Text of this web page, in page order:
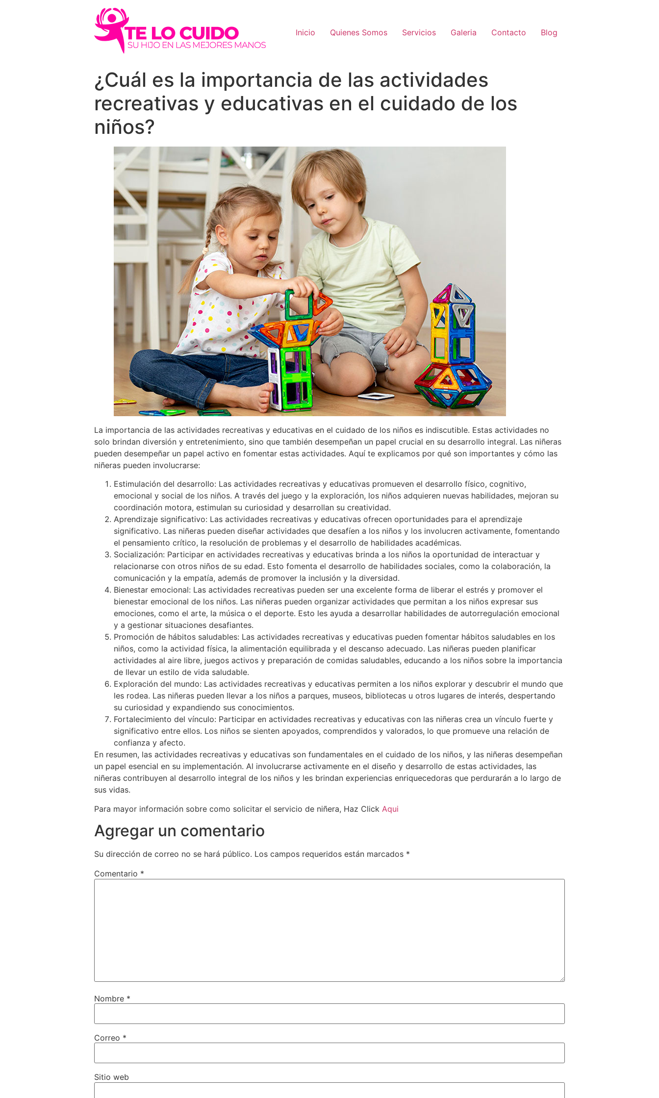
Inicio Quienes Somos Servicios Galeria Contacto Blog
¿Cuál es la importancia de las actividades
recreativas y educativas en el cuidado de los
niños?
La importancia de las actividades recreativas y educativas en el cuidado de los niños es indiscutible. Estas actividades no
solo brindan diversión y entretenimiento, sino que también desempeñan un papel crucial en su desarrollo integral. Las niñeras
pueden desempeñar un papel activo en fomentar estas actividades. Aquí te explicamos por qué son importantes y cómo las
niñeras pueden involucrarse:
Estimulación del desarrollo: Las actividades recreativas y educativas promueven el desarrollo físico, cognitivo,
emocional y social de los niños. A través del juego y la exploración, los niños adquieren nuevas habilidades, mejoran su
coordinación motora, estimulan su curiosidad y desarrollan su creatividad.
Aprendizaje significativo: Las actividades recreativas y educativas ofrecen oportunidades para el aprendizaje
significativo. Las niñeras pueden diseñar actividades que desafíen a los niños y los involucren activamente, fomentando
el pensamiento crítico, la resolución de problemas y el desarrollo de habilidades académicas.
Socialización: Participar en actividades recreativas y educativas brinda a los niños la oportunidad de interactuar y
relacionarse con otros niños de su edad. Esto fomenta el desarrollo de habilidades sociales, como la colaboración, la
comunicación y la empatía, además de promover la inclusión y la diversidad.
Bienestar emocional: Las actividades recreativas pueden ser una excelente forma de liberar el estrés y promover el
bienestar emocional de los niños. Las niñeras pueden organizar actividades que permitan a los niños expresar sus
emociones, como el arte, la música o el deporte. Esto les ayuda a desarrollar habilidades de autorregulación emocional
y a gestionar situaciones desafiantes.
Promoción de hábitos saludables: Las actividades recreativas y educativas pueden fomentar hábitos saludables en los
niños, como la actividad física, la alimentación equilibrada y el descanso adecuado. Las niñeras pueden planificar
actividades al aire libre, juegos activos y preparación de comidas saludables, educando a los niños sobre la importancia
de llevar un estilo de vida saludable.
Exploración del mundo: Las actividades recreativas y educativas permiten a los niños explorar y descubrir el mundo que
les rodea. Las niñeras pueden llevar a los niños a parques, museos, bibliotecas u otros lugares de interés, despertando
su curiosidad y expandiendo sus conocimientos.
Fortalecimiento del vínculo: Participar en actividades recreativas y educativas con las niñeras crea un vínculo fuerte y
significativo entre ellos. Los niños se sienten apoyados, comprendidos y valorados, lo que promueve una relación de
confianza y afecto.
En resumen, las actividades recreativas y educativas son fundamentales en el cuidado de los niños, y las niñeras desempeñan
un papel esencial en su implementación. Al involucrarse activamente en el diseño y desarrollo de estas actividades, las
niñeras contribuyen al desarrollo integral de los niños y les brindan experiencias enriquecedoras que perdurarán a lo largo de
sus vidas.
Para mayor información sobre como solicitar el servicio de niñera, Haz Click Aqui
Agregar un comentario
Su dirección de correo no se hará público. Los campos requeridos están marcados *
Comentario *
Nombre *
Correo *
Sitio web